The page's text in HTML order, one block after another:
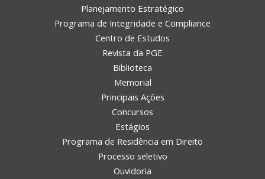
Planejamento Estratégico
Programa de Integridade e Compliance
Centro de Estudos
Revista da PGE
Biblioteca
Memorial
Principais Ações
Concursos
Estágios
Programa de Residência em Direito
Processo seletivo
Ouvidoria